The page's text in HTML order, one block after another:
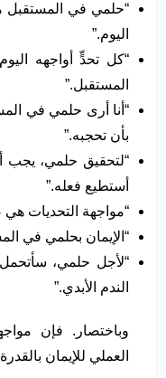
“حلمي في المستقبل
اليوم.”
“كل تحدٍّ أواجهه
المستقبل.”
“أنا أرى حلمي في
بأن تحجبه.”
“لتحقيق حلمي، يجب
أستطيع فعله.”
“مواجهة التحديات
“الإيمان بحلمي في
“لأجل حلمي، سأتحمل
الندم الأبدي.”
وباختصار. فإن
العملي للإيمان